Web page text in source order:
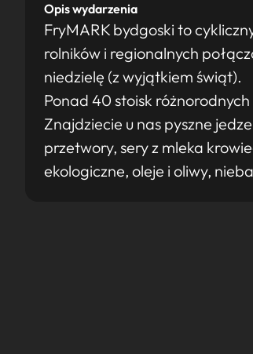
Opis wydarzenia
FryMARK bydgoski to
rolników i regionalnych
niedzielę (z wyjątkiem świąt).
Ponad 40 stoisk
Znajdziecie u nas pyszne
przetwory, sery z mleka
ekologiczne, oleje i oliwy,